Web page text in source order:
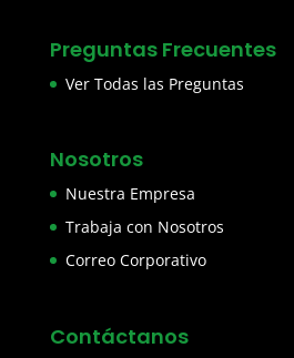
Preguntas Frecuentes
Ver Todas las Preguntas
Nosotros
Nuestra Empresa
Trabaja con Nosotros
Correo Corporativo
Contáctanos